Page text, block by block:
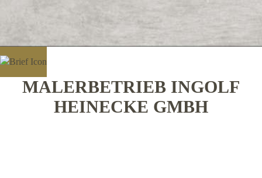
MALERBETRIEB INGOLF
HEINECKE GMBH